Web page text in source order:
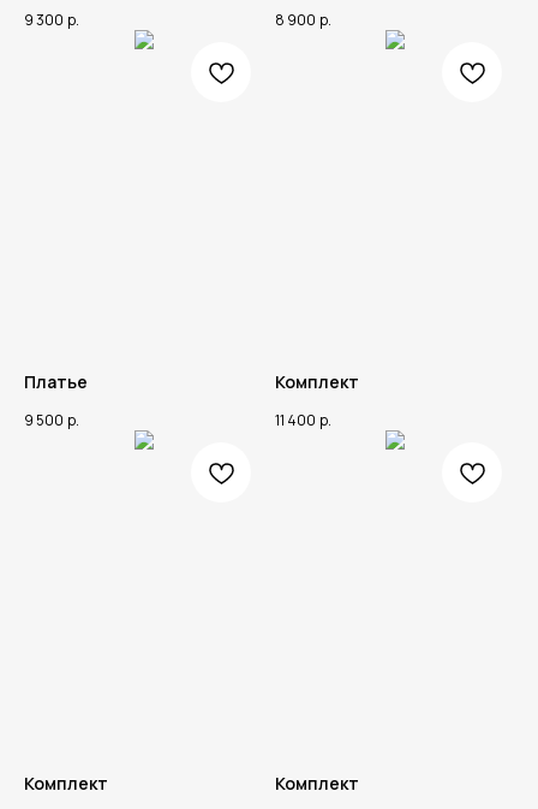
9 300 р. 8 900 р.
Платье
9 500 р.
Комплект
11 400 р.
Комплект Комплект